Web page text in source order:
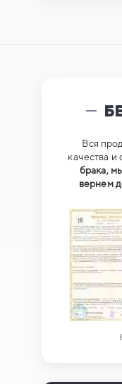
Вся
качества и
брака,
вернем